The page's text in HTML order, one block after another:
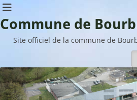
Commune de
Site officiel de la commune de